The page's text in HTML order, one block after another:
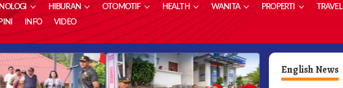
HIBURAN OTOMOTIF HEALTH WANITA PROPERTI TRAVEL
INFO VIDEO
English News